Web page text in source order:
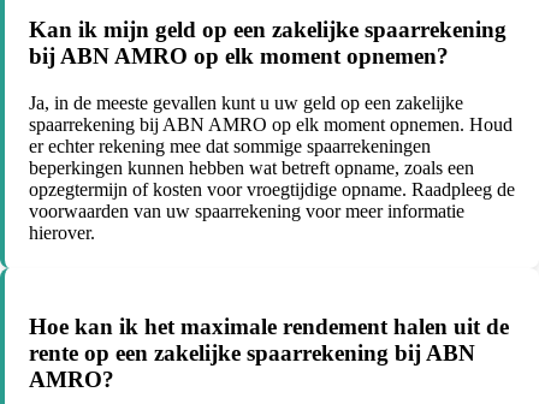
Kan ik mijn geld op een zakelijke spaarrekening
bij ABN AMRO op elk moment opnemen?
Ja, in de meeste gevallen kunt u uw geld op een zakelijke
spaarrekening bij ABN AMRO op elk moment opnemen. Houd
er echter rekening mee dat sommige spaarrekeningen
beperkingen kunnen hebben wat betreft opname, zoals een
opzegtermijn of kosten voor vroegtijdige opname. Raadpleeg de
voorwaarden van uw spaarrekening voor meer informatie
hierover.
Hoe kan ik het maximale rendement halen uit de
rente op een zakelijke spaarrekening bij ABN
AMRO?